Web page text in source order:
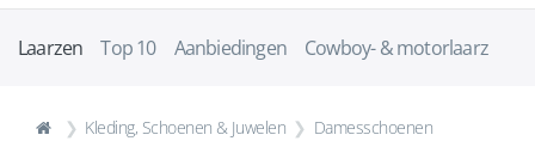
Laarzen Top 10 Aanbiedingen Cowboy- & motorlaarz
Kleding, Schoenen & Juwelen
Damesschoenen